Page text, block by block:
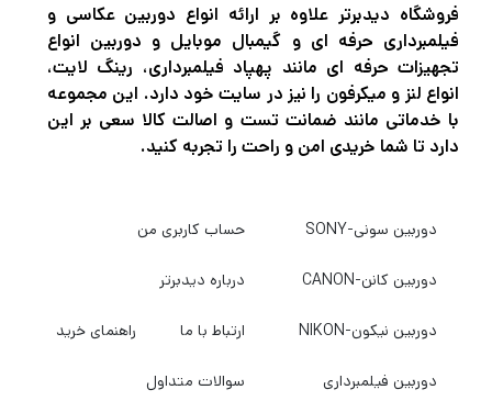
اعوجاج و انحرافات کروی را کاهش می دهد تا به
وضوح بالاتر و رندر دقیق دست یابد. یک پوشش
Super EBC نیز وجود دارد که برای بهبود کنتراست
و وضوح رنگ، شعله ور شدن و شبح را کاهش می
دهد.
فروشگاه دیدبرتر علاوه بر ارائه انواع دوربین عکاسی و
فیلمبرداری حرفه ای و گیمبال موبایل و دوربین انواع
تجهیزات حرفه ای مانند پهپاد فیلمبرداری، رینگ لایت،
انواع لنز و میکرفون را نیز در سایت خود دارد. این مجموعه
با خدماتی مانند ضمانت تست و اصالت کالا سعی بر این
دارد تا شما خریدی امن و راحت را تجربه کنید.
دوربین سونی-SONY
دوربین کانن-CANON
دوربین نیکون-NIKON
دوربین فیلمبرداری
حساب کاربری من
درباره دیدبرتر
ارتباط با ما راهنمای خرید
سوالات متداول